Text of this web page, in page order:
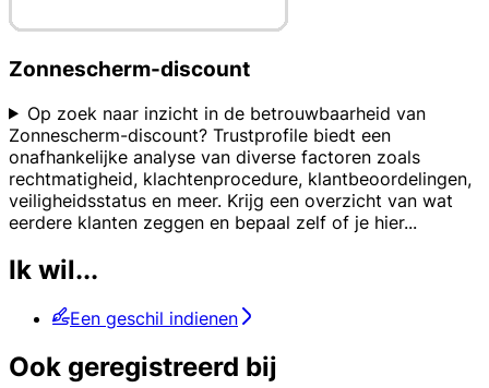
Zonnescherm-discount
Op zoek naar inzicht in de betrouwbaarheid van
Zonnescherm-discount? Trustprofile biedt een
onafhankelijke analyse van diverse factoren zoals
rechtmatigheid, klachtenprocedure, klantbeoordelingen,
veiligheidsstatus en meer. Krijg een overzicht van wat
eerdere klanten zeggen en bepaal zelf of je hier...
Ik wil...
Een geschil indienen
Ook geregistreerd bij